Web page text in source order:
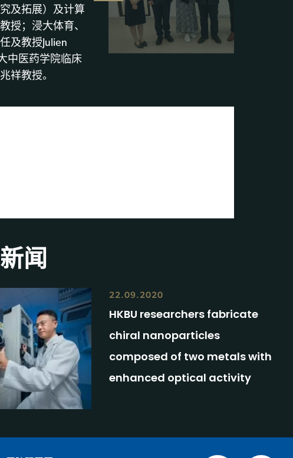
及拓展）及计算
授；浸大体育、
及教授Julien
中医药学院临床
祥教授。
闻
22.09.2020
HKBU researchers fabricate
chiral nanoparticles
composed of two metals with
enhanced optical activity